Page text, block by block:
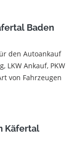
Baden
den Autoankauf
LKW Ankauf, PKW
von Fahrzeugen
Käfertal